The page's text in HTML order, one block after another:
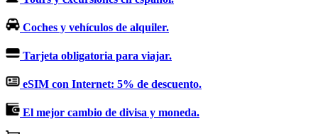
Coches y vehículos de alquiler.
Tarjeta obligatoria para viajar.
eSIM con Internet: 5% de descuento.
El mejor cambio de divisa y moneda.